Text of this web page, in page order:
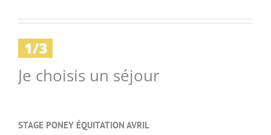
Je choisis un séjour
STAGE PONEY ÉQUITATION AVRIL